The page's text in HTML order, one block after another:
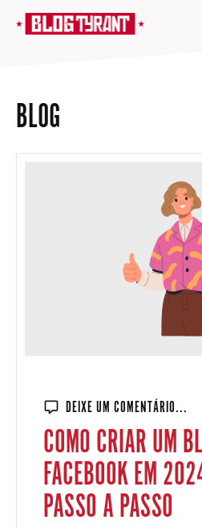
BLOG
DEIXE UM COMENTÁRIO...
COMO CRIAR UM
FACEBOOK EM
PASSO A PASSO